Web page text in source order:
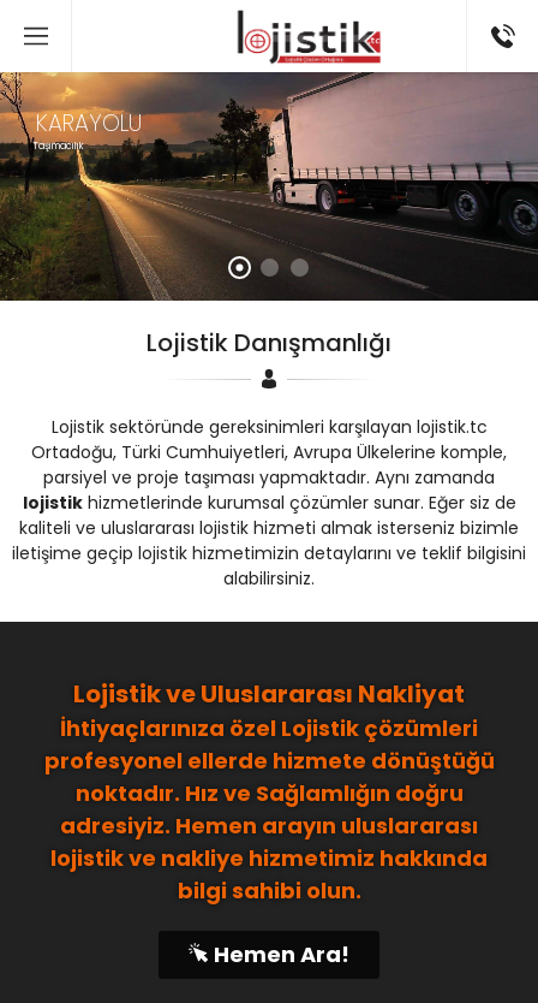
KARAYOLU
Taşımacılık
Lojistik Danışmanlığı
Lojistik sektöründe gereksinimleri karşılayan lojistik.tc
Ortadoğu, Türki Cumhuiyetleri, Avrupa Ülkelerine komple,
parsiyel ve proje taşıması yapmaktadır. Aynı zamanda
lojistikhizmetlerinde kurumsal çözümler sunar. Eğer siz de
kaliteli ve uluslararası lojistik hizmeti almak isterseniz bizimle
iletişime geçip lojistik hizmetimizin detaylarını ve teklif bilgisini
alabilirsiniz.
Lojistik ve Uluslararası Nakliyat
İhtiyaçlarınıza özel Lojistik çözümleri
profesyonel ellerde hizmete dönüştüğü
noktadır. Hız ve Sağlamlığın doğru
adresiyiz. Hemen arayın uluslararası
lojistik ve nakliye hizmetimiz hakkında
bilgi sahibi olun.
Hemen Ara!